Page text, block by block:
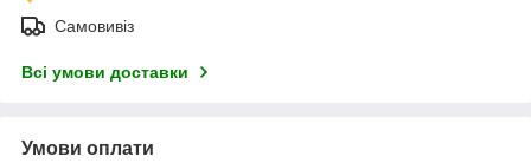
Самовивіз
Всі умови доставки
Умови оплати